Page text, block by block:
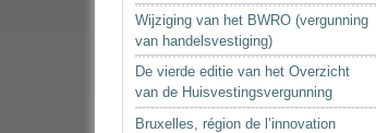
Wijziging van het BWRO (vergunning
van handelsvestiging)
De vierde editie van het Overzicht
van de Huisvestingsvergunning
Bruxelles, région de l’innovation